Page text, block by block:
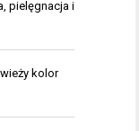
pielęgnacja i
kolor